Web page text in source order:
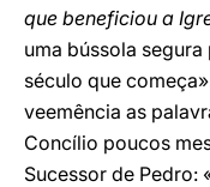
que beneficiou a
uma bússola
século que
veemência as
Concílio poucos
Sucessor de Pedro: